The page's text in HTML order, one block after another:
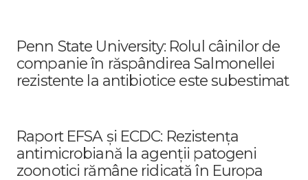
Penn State University: Rolul câinilor de
companie în răspândirea Salmonellei
rezistente la antibiotice este subestimat
Raport EFSA și ECDC: Rezistența
antimicrobiană la agenții patogeni
zoonotici rămâne ridicată în Europa